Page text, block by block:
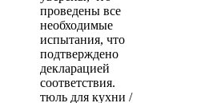
проведены все
необходимые
испытания, что
подтверждено
декларацией
соответствия.
тюль для кухни /